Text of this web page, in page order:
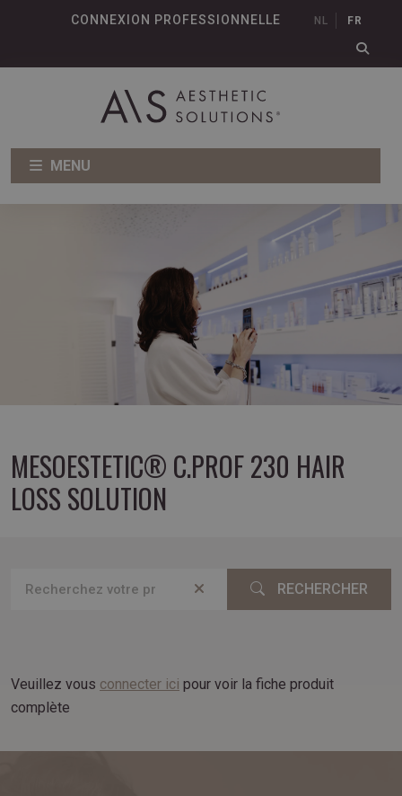
CONNEXION PROFESSIONNELLE NL FR
MENU
MESOESTETIC® C.PROF 230 HAIR
LOSS SOLUTION
RECHERCHER
Veuillez vous connecter ici pour voir la fiche produit
complète